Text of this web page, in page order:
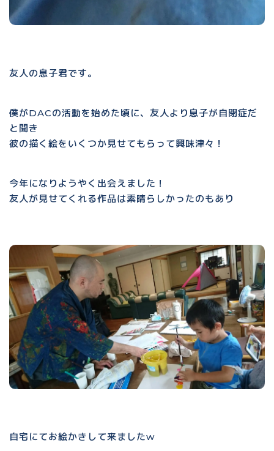
友人の息子君です。
僕がDACの活動を始めた頃に、友人より息子が自閉症だ
と聞き
彼の描く絵をいくつか見せてもらって興味津々！
今年になりようやく出会えました！
友人が見せてくれる作品は素晴らしかったのもあり
自宅にてお絵かきして来ましたw